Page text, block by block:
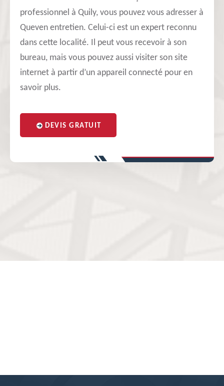
professionnel à Quily, vous pouvez vous adresser à
Queven entretien. Celui-ci est un expert reconnu
dans cette localité. Il peut vous recevoir à son
bureau, mais vous pouvez aussi visiter son site
internet à partir d’un appareil connecté pour en
savoir plus.
DEVIS GRATUIT